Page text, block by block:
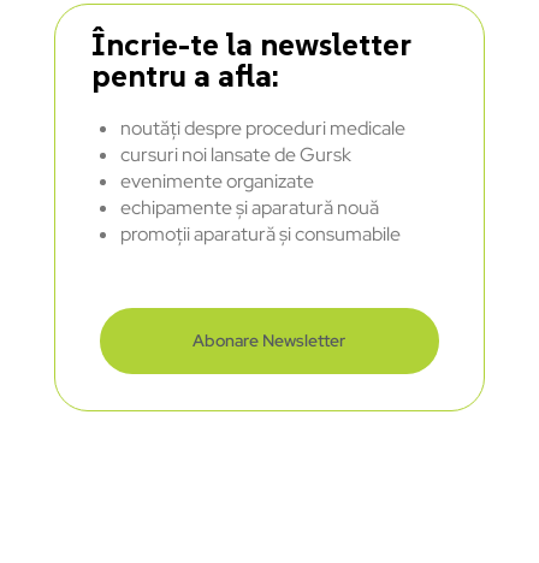
Încrie-te la newsletter
pentru a afla:
noutăți despre proceduri medicale
cursuri noi lansate de Gursk
evenimente organizate
echipamente și aparatură nouă
promoții aparatură și consumabile
Abonare Newsletter